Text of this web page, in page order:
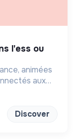
animées
aux
et
Discover